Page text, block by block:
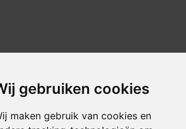
gebruiken cookies
maken gebruik van cookies en